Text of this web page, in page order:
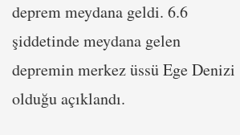
deprem meydana geldi. 6.6
şiddetinde meydana gelen
depremin merkez üssü Ege Denizi
olduğu açıklandı.